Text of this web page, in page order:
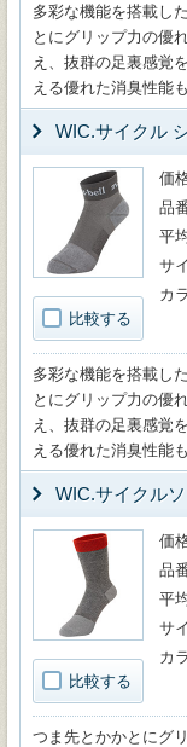
多彩な機能を搭載し
とにグリップ力の優
え、抜群の足裏感覚
える優れた消臭性能
WIC.サイクル
比較する
価
品
平
サ
カ
多彩な機能を搭載し
とにグリップ力の優
え、抜群の足裏感覚
える優れた消臭性能
WIC.サイクル
比較する
価
品
平
サ
カ
つま先とかかとにグ